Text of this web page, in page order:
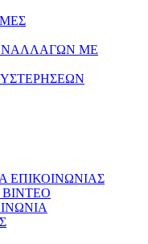
ΜΕ
ΕΠΙΚΟΙΝΩΝΙΑΣ